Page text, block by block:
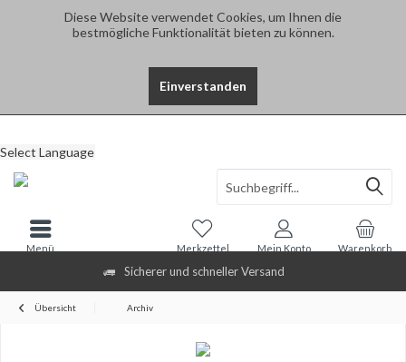
Diese Website verwendet Cookies, um Ihnen die
bestmögliche Funktionalität bieten zu können.
Einverstanden
Sicherer und schneller Versand
Select Language
Warenkorb
Merkzettel Mein Konto
Menü
Übersicht Archiv